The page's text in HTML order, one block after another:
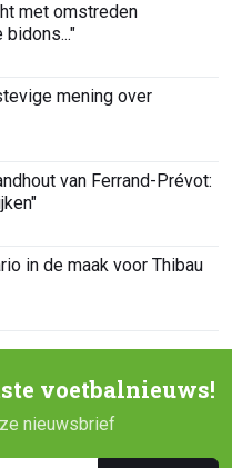
met omstreden
mening over
van Ferrand-Prévot:
in de maak voor Thibau
voetbalnieuws!
nieuwsbrief